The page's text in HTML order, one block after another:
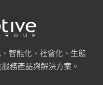
智能化、社會化、生態
務產品與解決方案。